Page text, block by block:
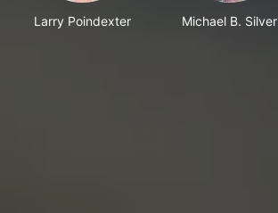
Larry Poindexter Michael B. Silver